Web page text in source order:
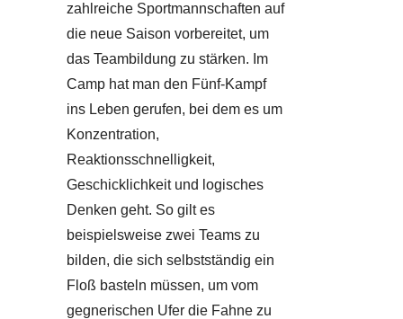
zahlreiche Sportmannschaften auf
die neue Saison vorbereitet, um
das Teambildung zu stärken. Im
Camp hat man den Fünf-Kampf
ins Leben gerufen, bei dem es um
Konzentration,
Reaktionsschnelligkeit,
Geschicklichkeit und logisches
Denken geht. So gilt es
beispielsweise zwei Teams zu
bilden, die sich selbstständig ein
Floß basteln müssen, um vom
gegnerischen Ufer die Fahne zu